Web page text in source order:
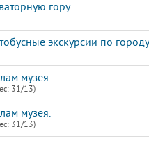
гору
экскурсии по городу
музея.
31/13)
музея.
31/13)